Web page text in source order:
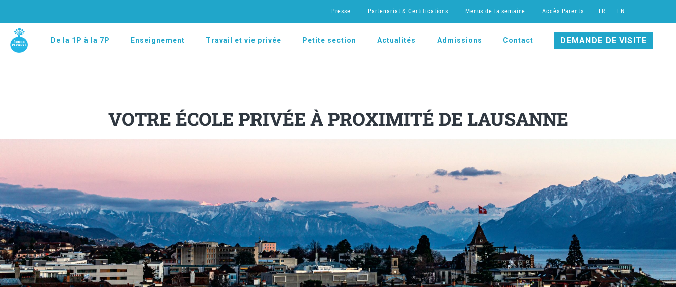
Presse Partenariat & Certifications Menus de la semaine Accès Parents FR EN
De la 1P à la 7P Enseignement Travail et vie privée Petite section Actualités Admissions Contact DEMANDE DE VISITE
VOTRE ÉCOLE PRIVÉE À PROXIMITÉ DE LAUSANNE